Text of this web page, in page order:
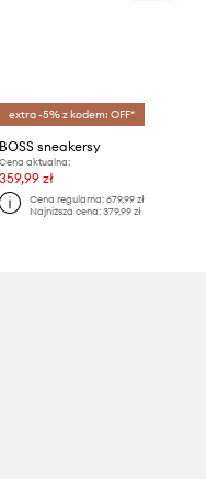
extra -5% z kodem: OFF*
BOSS sneakersy
Cena aktualna:
359,99 zł
Cena regularna: 679,99 zł
Najniższa cena: 379,99 zł